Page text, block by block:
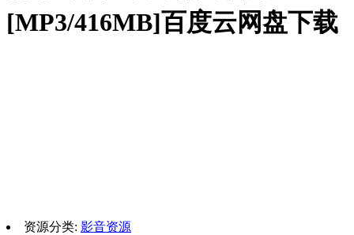
[MP3/416MB]百度云网盘下载
资源分类: 影音资源